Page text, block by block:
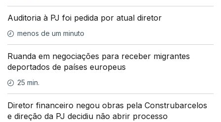
Auditoria à PJ foi pedida por atual diretor
menos de um minuto
Ruanda em negociações para receber migrantes
deportados de países europeus
25 min.
Diretor financeiro negou obras pela Construbarcelos
e direção da PJ decidiu não abrir processo